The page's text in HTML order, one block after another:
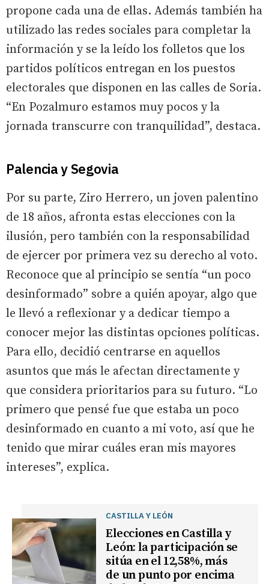
propone cada una de ellas. Además también ha
utilizado las redes sociales para completar la
información y se la leído los folletos que los
partidos políticos entregan en los puestos
electorales que disponen en las calles de Soria.
“En Pozalmuro estamos muy pocos y la
jornada transcurre con tranquilidad”, destaca.
Palencia y Segovia
Por su parte, Ziro Herrero, un joven palentino
de 18 años, afronta estas elecciones con la
ilusión, pero también con la responsabilidad
de ejercer por primera vez su derecho al voto.
Reconoce que al principio se sentía “un poco
desinformado” sobre a quién apoyar, algo que
le llevó a reflexionar y a dedicar tiempo a
conocer mejor las distintas opciones políticas.
Para ello, decidió centrarse en aquellos
asuntos que más le afectan directamente y
que considera prioritarios para su futuro. “Lo
primero que pensé fue que estaba un poco
desinformado en cuanto a mi voto, así que he
tenido que mirar cuáles eran mis mayores
intereses”, explica.
CASTILLA Y LEÓN
Elecciones en Castilla y
León: la participación se
sitúa en el 12,58%, más
de un punto por encima